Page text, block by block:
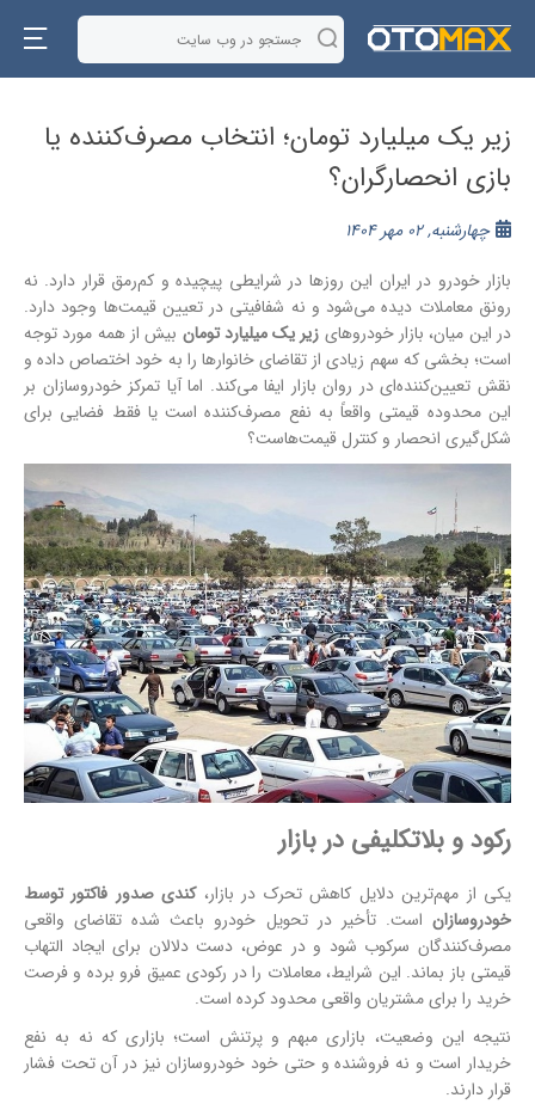
زیر یک میلیارد تومان؛ انتخاب مصرف‌کننده یا
بازی انحصارگران؟
چهارشنبه, 02 مهر 1404
بازار خودرو در ایران این روزها در شرایطی پیچیده و کم‌رمق قرار دارد. نه
رونق معاملات دیده می‌شود و نه شفافیتی در تعیین قیمت‌ها وجود دارد.
در این میان، بازار خودروهای زیر یک میلیارد تومان بیش از همه مورد توجه
است؛ بخشی که سهم زیادی از تقاضای خانوارها را به خود اختصاص داده و
نقش تعیین‌کننده‌ای در روان بازار ایفا می‌کند. اما آیا تمرکز خودروسازان بر
این محدوده قیمتی واقعاً به نفع مصرف‌کننده است یا فقط فضایی برای
شکل‌گیری انحصار و کنترل قیمت‌هاست؟
رکود و بلاتکلیفی در بازار
یکی از مهم‌ترین دلایل کاهش تحرک در بازار،کندی صدور فاکتور توسط
خودروسازان است. تأخیر در تحویل خودرو باعث شده تقاضای واقعی
مصرف‌کنندگان سرکوب شود و در عوض، دست دلالان برای ایجاد التهاب
قیمتی باز بماند. این شرایط، معاملات را در رکودی عمیق فرو برده و فرصت
خرید را برای مشتریان واقعی محدود کرده است.
نتیجه این وضعیت، بازاری مبهم و پرتنش است؛ بازاری که نه به نفع
خریدار است و نه فروشنده و حتی خود خودروسازان نیز در آن تحت فشار
قرار دارند.